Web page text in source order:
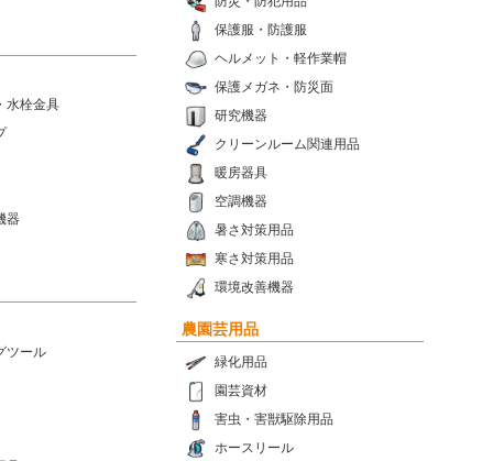
保護服・防護服
ヘルメット・軽作業帽
保護メガネ・防災面
研究機器
クリーンルーム関連用品
暖房器具
空調機器
暑さ対策用品
寒さ対策用品
環境改善機器
水栓金具
器
ツール
農園芸用品
緑化用品
園芸資材
害虫・害獣駆除用品
ホースリール